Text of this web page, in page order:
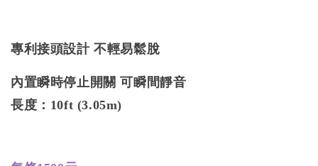
專利接頭設計 不輕易鬆脫
內置瞬時停止開關 可瞬間靜音
長度：10ft (3.05m)